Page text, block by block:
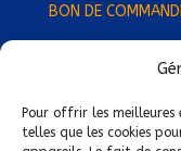
Pour offrir les meilleures
telles que les cookies
BON DE
Devenez Délégué·
Trouvez-nous